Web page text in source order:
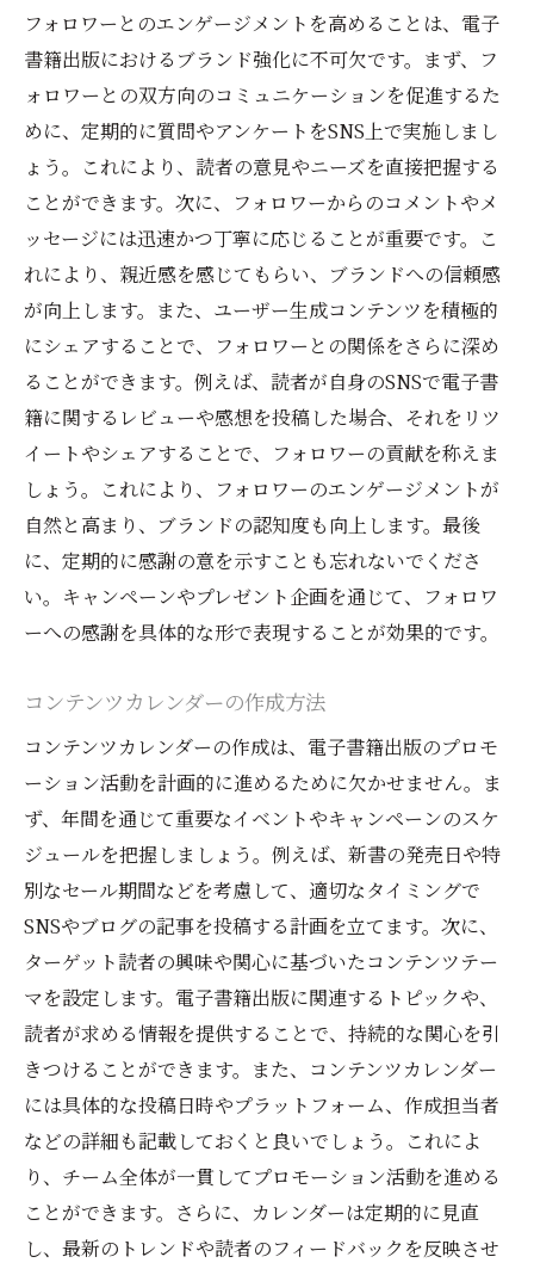
フォロワーとのエンゲージメントを高めることは、電子
書籍出版におけるブランド強化に不可欠です。まず、フ
ォロワーとの双方向のコミュニケーションを促進するた
めに、定期的に質問やアンケートをSNS上で実施しまし
ょう。これにより、読者の意見やニーズを直接把握する
ことができます。次に、フォロワーからのコメントやメ
ッセージには迅速かつ丁寧に応じることが重要です。こ
れにより、親近感を感じてもらい、ブランドへの信頼感
が向上します。また、ユーザー生成コンテンツを積極的
にシェアすることで、フォロワーとの関係をさらに深め
ることができます。例えば、読者が自身のSNSで電子書
籍に関するレビューや感想を投稿した場合、それをリツ
イートやシェアすることで、フォロワーの貢献を称えま
しょう。これにより、フォロワーのエンゲージメントが
自然と高まり、ブランドの認知度も向上します。最後
に、定期的に感謝の意を示すことも忘れないでくださ
い。キャンペーンやプレゼント企画を通じて、フォロワ
ーへの感謝を具体的な形で表現することが効果的です。
コンテンツカレンダーの作成方法
コンテンツカレンダーの作成は、電子書籍出版のプロモ
ーション活動を計画的に進めるために欠かせません。ま
ず、年間を通じて重要なイベントやキャンペーンのスケ
ジュールを把握しましょう。例えば、新書の発売日や特
別なセール期間などを考慮して、適切なタイミングで
SNSやブログの記事を投稿する計画を立てます。次に、
ターゲット読者の興味や関心に基づいたコンテンツテー
マを設定します。電子書籍出版に関連するトピックや、
読者が求める情報を提供することで、持続的な関心を引
きつけることができます。また、コンテンツカレンダー
には具体的な投稿日時やプラットフォーム、作成担当者
などの詳細も記載しておくと良いでしょう。これによ
り、チーム全体が一貫してプロモーション活動を進める
ことができます。さらに、カレンダーは定期的に見直
し、最新のトレンドや読者のフィードバックを反映させ